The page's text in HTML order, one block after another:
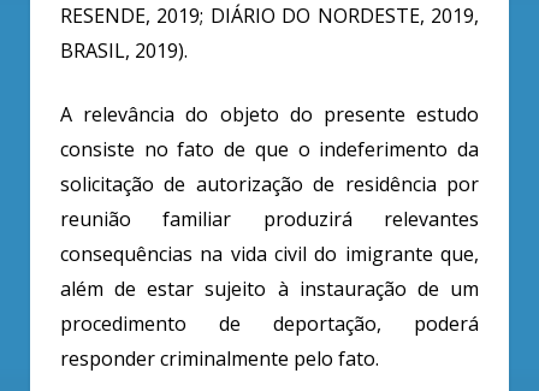
RESENDE, 2019; DIÁRIO DO NORDESTE, 2019,
BRASIL, 2019).
A relevância do objeto do presente estudo
consiste no fato de que o indeferimento da
solicitação de autorização de residência por
reunião familiar produzirá relevantes
consequências na vida civil do imigrante que,
além de estar sujeito à instauração de um
procedimento de deportação, poderá
responder criminalmente pelo fato.